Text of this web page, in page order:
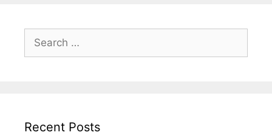
Search
for:
Recent Posts